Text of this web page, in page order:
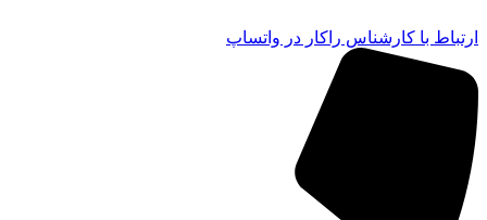
ارتباط با کارشناس راکار در واتساپ